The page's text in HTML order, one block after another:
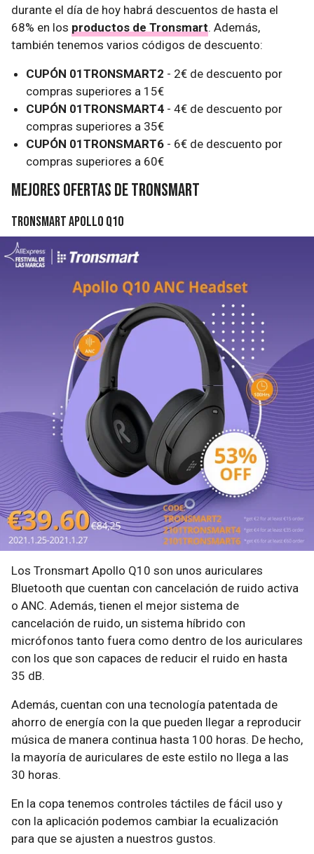
durante el día de hoy habrá descuentos de hasta el
68% en los productos de Tronsmart. Además,
también tenemos varios códigos de descuento:
CUPÓN 01TRONSMART2 - 2€ de descuento por
compras superiores a 15€
CUPÓN 01TRONSMART4 - 4€ de descuento por
compras superiores a 35€
CUPÓN 01TRONSMART6 - 6€ de descuento por
compras superiores a 60€
Mejores ofertas de Tronsmart
Tronsmart Apollo Q10
Los Tronsmart Apollo Q10 son unos auriculares
Bluetooth que cuentan con cancelación de ruido activa
o ANC. Además, tienen el mejor sistema de
cancelación de ruido, un sistema híbrido con
micrófonos tanto fuera como dentro de los auriculares
con los que son capaces de reducir el ruido en hasta
35 dB.
Además, cuentan con una tecnología patentada de
ahorro de energía con la que pueden llegar a reproducir
música de manera continua hasta 100 horas. De hecho,
la mayoría de auriculares de este estilo no llega a las
30 horas.
En la copa tenemos controles táctiles de fácil uso y
con la aplicación podemos cambiar la ecualización
para que se ajusten a nuestros gustos.